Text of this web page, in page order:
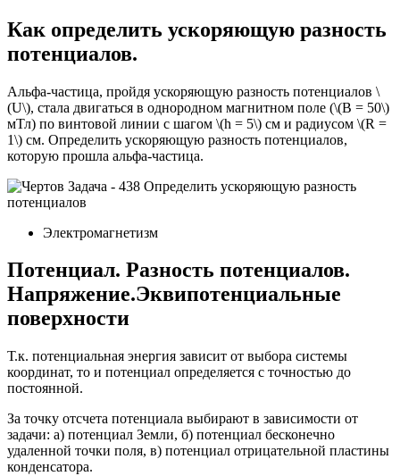
Как определить ускоряющую разность
потенциалов.
Альфа-частица, пройдя ускоряющую разность потенциалов \
(U\), стала двигаться в однородном магнитном поле (\(B = 50\)
мТл) по винтовой линии с шагом \(h = 5\) см и радиусом \(R =
1\) см. Определить ускоряющую разность потенциалов,
которую прошла альфа-частица.
Электромагнетизм
Потенциал. Разность потенциалов.
Напряжение.Эквипотенциальные
поверхности
Т.к. потенциальная энергия зависит от выбора системы
координат, то и потенциал определяется с точностью до
постоянной.
За точку отсчета потенциала выбирают в зависимости от
задачи: а) потенциал Земли, б) потенциал бесконечно
удаленной точки поля, в) потенциал отрицательной пластины
конденсатора.